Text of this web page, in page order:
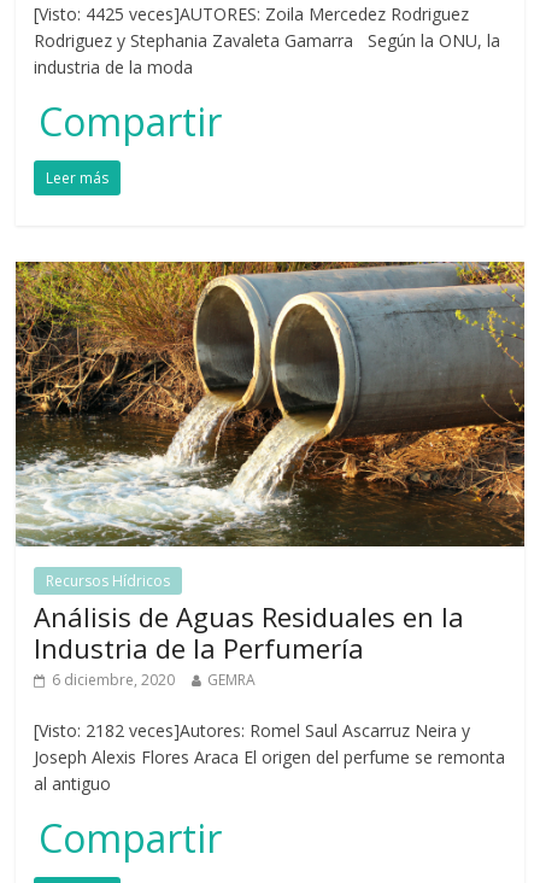
[Visto: 4425 veces]AUTORES: Zoila Mercedez Rodriguez
Rodriguez y Stephania Zavaleta Gamarra Según la ONU, la
industria de la moda
Compartir
Leer más
Recursos Hídricos
Análisis de Aguas Residuales en la
Industria de la Perfumería
6 diciembre, 2020 GEMRA
[Visto: 2182 veces]Autores: Romel Saul Ascarruz Neira y
Joseph Alexis Flores Araca El origen del perfume se remonta
al antiguo
Compartir